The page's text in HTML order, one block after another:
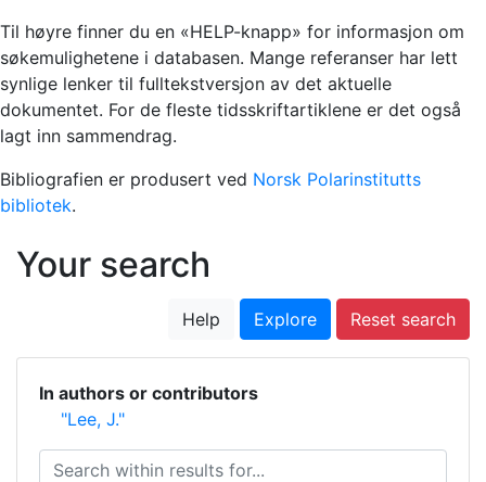
Til høyre finner du en «HELP-knapp» for informasjon om
søkemulighetene i databasen. Mange referanser har lett
synlige lenker til fulltekstversjon av det aktuelle
dokumentet. For de fleste tidsskriftartiklene er det også
lagt inn sammendrag.
Bibliografien er produsert ved Norsk Polarinstitutts
bibliotek.
Your search
Help Explore Reset search
In authors or contributors
"Lee, J."
Search within results for...